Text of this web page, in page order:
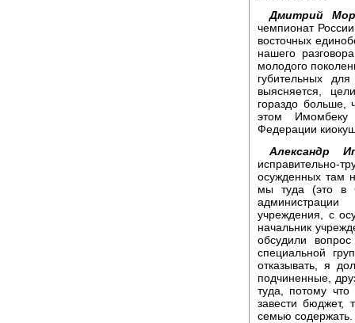
Дмитрий
чемпионат
восточных
нашего
молодого
губительных
выясняется,
гораздо больше,
этом Имомбеку
Федерации
Александр
исправительно-
осужденных там
мы туда (это в
учреждения, с
начальник
обсудили
специальной
отказывать, я
подчиненные,
туда, потому
завести бюджет,
семью содержать.